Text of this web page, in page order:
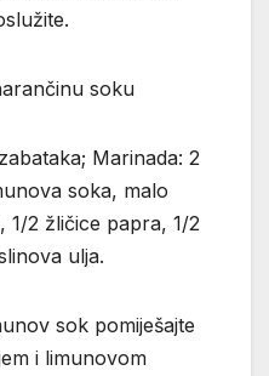
soku
Marinada: 2
soka, malo
1/2 žličice papra, 1/2
ulja.
sok pomiješajte
i limunovom